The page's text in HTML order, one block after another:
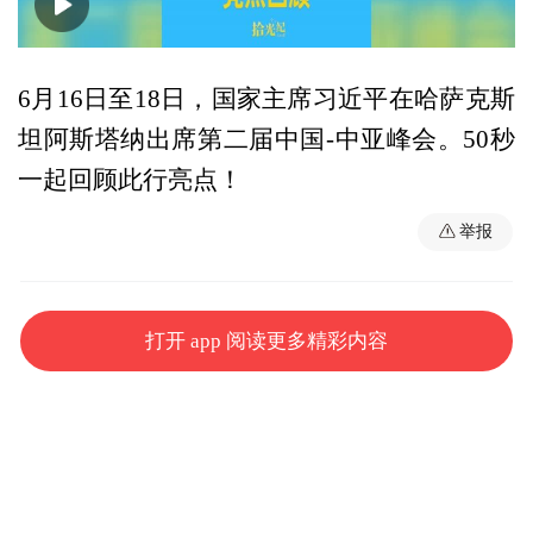
00:00 00:50
6月16日至18日，国家主席习近平在哈萨克斯
坦阿斯塔纳出席第二届中国-中亚峰会。50秒
一起回顾此行亮点！
举报
打开 app 阅读更多精彩内容